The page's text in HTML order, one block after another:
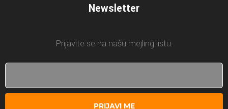
Newsletter
Prijavite se na našu mejling listu.
PRIJAVI ME